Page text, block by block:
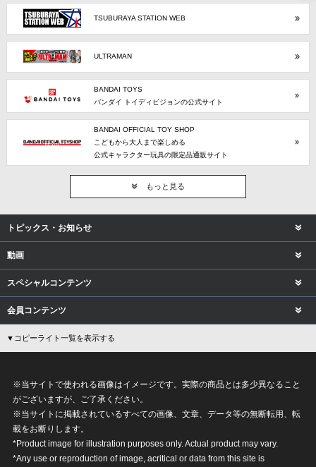
TSUBURAYA STATION WEB
ULTRAMAN
BANDAI TOYS
バンダイ トイディビジョンの公式サイト
BANDAI OFFICIAL TOY SHOP
こどもから大人まで楽しめる
公式キャラクター玩具の限定品通販サイト
もっと見る
トピックス・お知らせ
動画
スペシャルコンテンツ
会員コンテンツ
▼コピーライト一覧を表示する
※当サイトで使われる画像はイメージです。実際の商品とは多少異なること
がございますが、ご了承ください。
※当サイトに掲載されているすべての画像、文章、データ等の無断転用、転
載をお断りします。
*Product image for illustration purposes only. Actual product may vary.
*Any use or reproduction of image, acritical or data from this site is